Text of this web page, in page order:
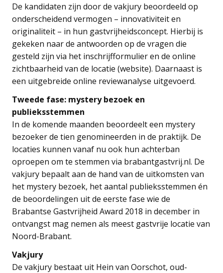
De kandidaten zijn door de vakjury beoordeeld op
onderscheidend vermogen – innovativiteit en
originaliteit – in hun gastvrijheidsconcept. Hierbij is
gekeken naar de antwoorden op de vragen die
gesteld zijn via het inschrijfformulier en de online
zichtbaarheid van de locatie (website). Daarnaast is
een uitgebreide online reviewanalyse uitgevoerd.
Tweede fase: mystery bezoek en
publieksstemmen
In de komende maanden beoordeelt een mystery
bezoeker de tien genomineerden in de praktijk. De
locaties kunnen vanaf nu ook hun achterban
oproepen om te stemmen via brabantgastvrij.nl. De
vakjury bepaalt aan de hand van de uitkomsten van
het mystery bezoek, het aantal publieksstemmen én
de beoordelingen uit de eerste fase wie de
Brabantse Gastvrijheid Award 2018 in december in
ontvangst mag nemen als meest gastvrije locatie van
Noord-Brabant.
Vakjury
De vakjury bestaat uit Hein van Oorschot, oud-